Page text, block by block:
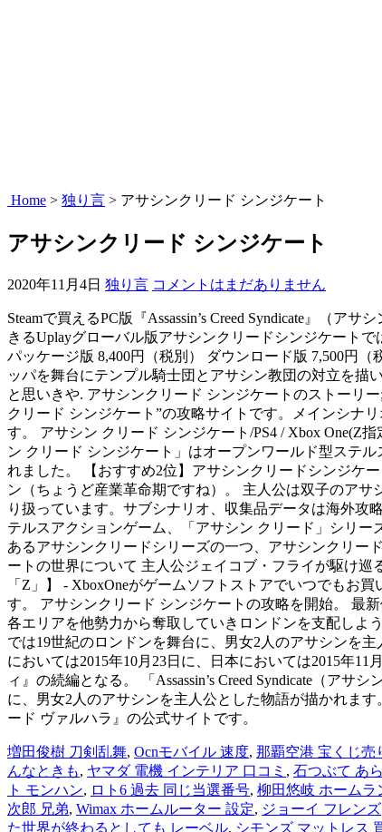
Home > 独り言 > アサシンクリード シンジケート
アサシンクリード シンジケート
2020年11月4日 独り言 コメントはまだありません
Steamで買えるPC版『Assassin’s Creed Syndicate』（
きるUplayグローバル版アサシンクリードシンジケート
パッケージ版 8,400円（税別） ダウンロード版 7,500円
ッパを舞台にテンプル騎士団とアサシン教団の対立を描
と思いきや. アサシンクリード シンジケートのストーリ
クリード シンジケート”の攻略サイトです。メインシナ
す。 アサシン クリード シンジケート/PS4 / Xbox One(Z
ン クリード シンジケート」はオープンワールド型ステ
れました。 【おすすめ2位】アサシンクリードシンジケ
ン（ちょうど産業革命期ですね）。 主人公は双子のアサ
り扱っています。サブシナリオ、収集品データは海外攻
テルスアクションゲーム、「アサシン クリード」シリ
あるアサシンクリードシリーズの一つ、アサシンクリ
ートの世界について 主人公ジェイコブ・フライが駆け
「Z」】 - XboxOneがゲームソフトストアでいつでもお
す。 アサシンクリード シンジケートの攻略を開始。 最
各エリアを他勢力から奪取していきロンドンを支配しよ
では19世紀のロンドンを舞台に、男女2人のアサシンを
においては2015年10月23日に、日本においては2015年
ィ』の続編となる。 「Assassin’s Creed Syndicate（ア
に、男女2人のアサシンを主人公とした物語が描かれます
ード ヴァルハラ』の公式サイトです。
増田俊樹 刀剣乱舞, Ocnモバイル 速度, 那覇空港 宝くじ売
んなときも, ヤマダ 電機 インテリア 口コミ , 石つぶて あ
ト モンハン, ロト6 過去 同じ当選番号, 柳田悠岐 ホームラ
次郎 兄弟, Wimax ホームルーター 設定, ジョーイ フレンズ
た世界が終わるとしても レーベル, シモンズ マットレス